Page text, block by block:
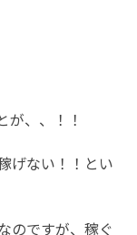
が、、！！
げない！！とい
のですが、稼ぐ